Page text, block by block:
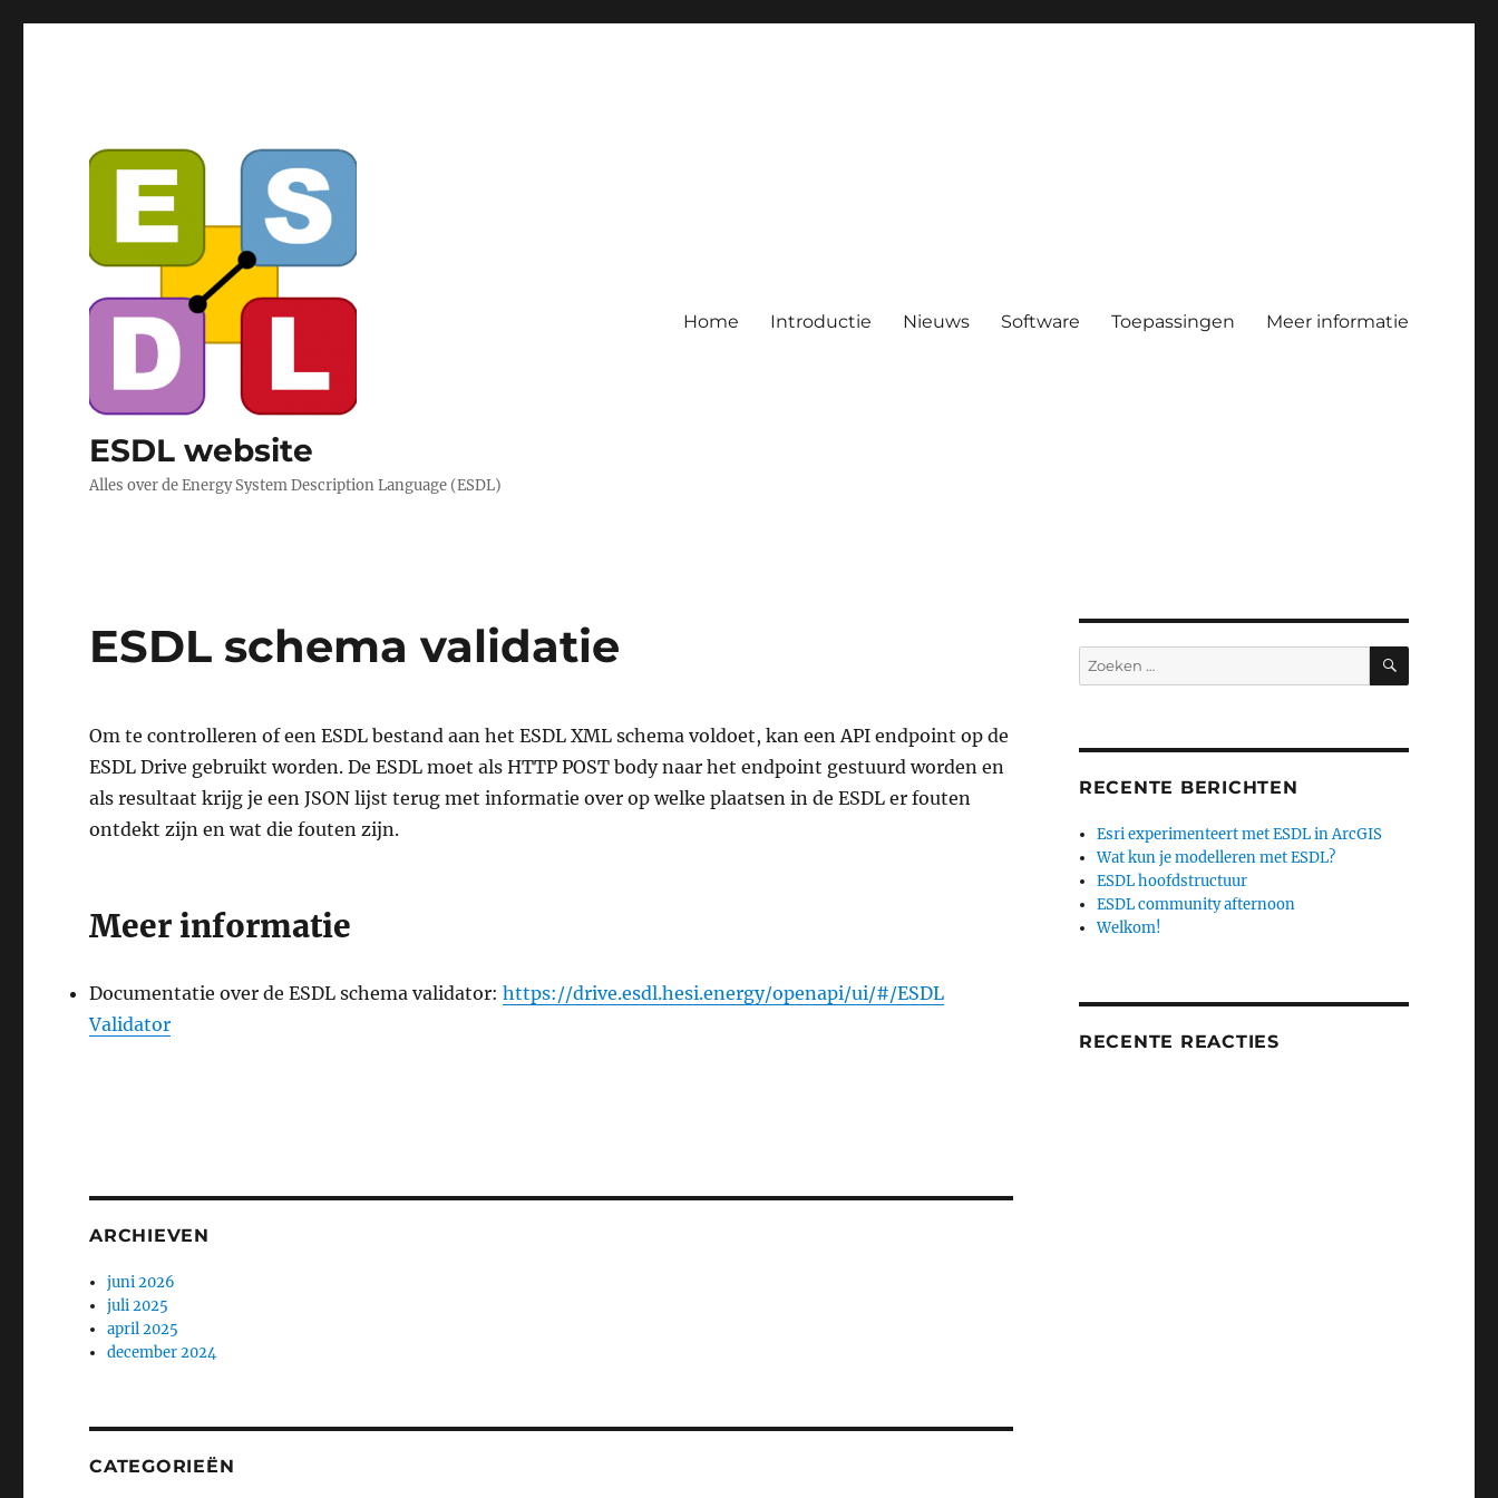
ESDL website
Alles over de Energy System Description Language (ESDL)
Home Introductie Nieuws Software Toepassingen Meer informatie
ESDL schema validatie
Om te controlleren of een ESDL bestand aan het ESDL XML schema voldoet, kan een API endpoint op de
ESDL Drive gebruikt worden. De ESDL moet als HTTP POST body naar het endpoint gestuurd worden en
als resultaat krijg je een JSON lijst terug met informatie over op welke plaatsen in de ESDL er fouten
ontdekt zijn en wat die fouten zijn.
Meer informatie
Documentatie over de ESDL schema validator:https://drive.esdl.hesi.energy/openapi/ui/#/ESDL
Validator
ARCHIEVEN
juni 2026
juli 2025
april 2025
december 2024
CATEGORIEËN
Zoeken
naar:
ZOEKEN
RECENTE BERICHTEN
Esri experimenteert met ESDL in ArcGIS
Wat kun je modelleren met ESDL?
ESDL hoofdstructuur
ESDL community afternoon
Welkom!
RECENTE REACTIES